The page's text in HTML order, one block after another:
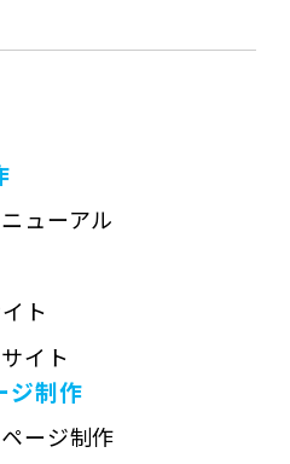
ューアル
ト
イト
ジ制作
ージ制作